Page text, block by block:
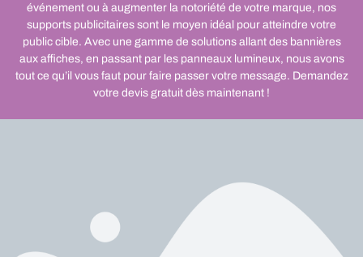
événement ou à augmenter la notoriété de votre marque, nos
supports publicitaires sont le moyen idéal pour atteindre votre
public cible. Avec une gamme de solutions allant des bannières
aux affiches, en passant par les panneaux lumineux, nous avons
tout ce qu’il vous faut pour faire passer votre message. Demandez
votre devis gratuit dès maintenant !